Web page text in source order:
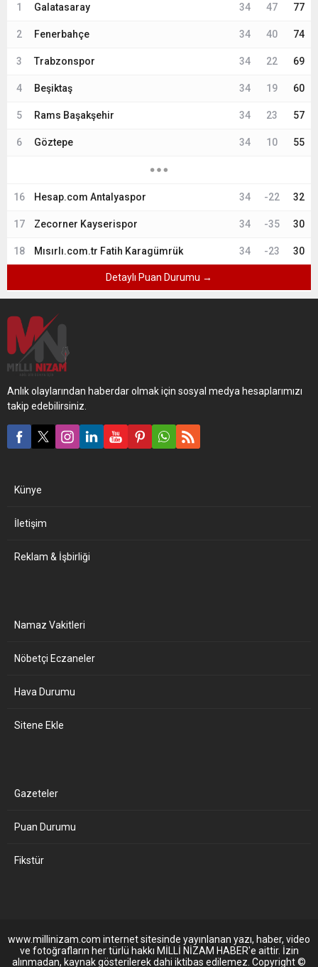
1 Galatasaray 34 47 77
2 Fenerbahçe 34 40 74
3 Trabzonspor 34 22 69
4 Beşiktaş 34 19 60
5 Rams Başakşehir 34 23 57
6 Göztepe 34 10 55
16 Hesap.com Antalyaspor 34 -22 32
17 Zecorner Kayserispor 34 -35 30
18 Mısırlı.com.tr Fatih Karagümrük 34 -23 30
Detaylı Puan Durumu →
Anlık olaylarından haberdar olmak için sosyal medya hesaplarımızı
takip edebilirsiniz.
Künye
İletişim
Reklam & İşbirliği
Namaz Vakitleri
Nöbetçi Eczaneler
Hava Durumu
Sitene Ekle
Gazeteler
Puan Durumu
Fikstür
www.millinizam.com internet sitesinde yayınlanan yazı, haber, video
ve fotoğrafların her türlü hakkı MİLLİ NİZAM HABER'e aittir. İzin
alınmadan, kaynak gösterilerek dahi iktibas edilemez. Copyright ©